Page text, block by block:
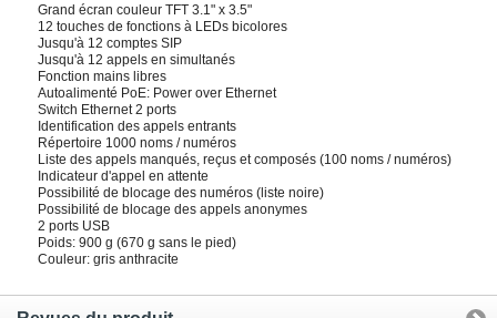
Grand écran couleur TFT 3.1" x 3.5"
12 touches de fonctions à LEDs bicolores
Jusqu'à 12 comptes SIP
Jusqu'à 12 appels en simultanés
Fonction mains libres
Autoalimenté PoE: Power over Ethernet
Switch Ethernet 2 ports
Identification des appels entrants
Répertoire 1000 noms / numéros
Liste des appels manqués, reçus et composés (100 noms / numéros)
Indicateur d'appel en attente
Possibilité de blocage des numéros (liste noire)
Possibilité de blocage des appels anonymes
2 ports USB
Poids: 900 g (670 g sans le pied)
Couleur: gris anthracite